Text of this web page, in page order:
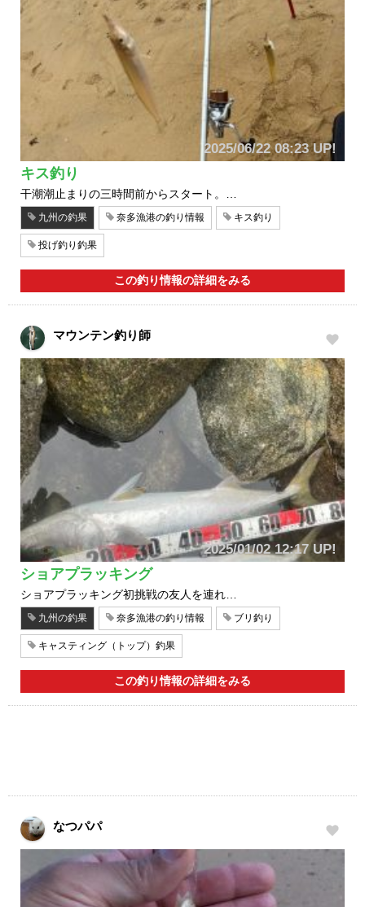
2025/06/22 08:23 UP!
キス釣り
干潮潮止まりの三時間前からスタート。…
九州の釣果 奈多漁港の釣り情報 キス釣り
投げ釣り釣果
この釣り情報の詳細をみる
マウンテン釣り師
2025/01/02 12:17 UP!
ショアプラッキング
ショアプラッキング初挑戦の友人を連れ…
九州の釣果 奈多漁港の釣り情報 ブリ釣り
キャスティング（トップ）釣果
この釣り情報の詳細をみる
なつパパ